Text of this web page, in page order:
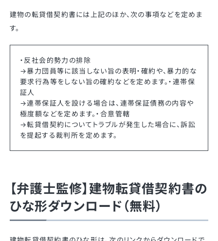
建物の転貸借契約書には上記のほか、次の事項などを定めま
す。
・反社会的勢力の排除
→暴力団員等に該当しない旨の表明・確約や、暴力的な
要求行為等をしない旨の確約などを定めます。・連帯保
証人
→連帯保証人を設ける場合は、連帯保証債務の内容や
極度額などを定めます。・合意管轄
→転貸借契約についてトラブルが発生した場合に、訴訟
を提起する裁判所を定めます。
【弁護士監修】建物転貸借契約書の
ひな形ダウンロード（無料）